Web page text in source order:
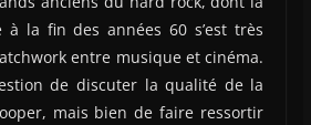
à la fin des années 60 s’est très
entre musique et cinéma.
de discuter la qualité de la
mais bien de faire ressortir